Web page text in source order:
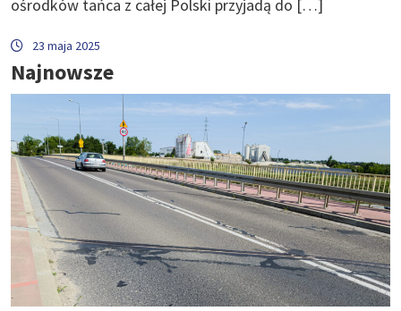
ośrodków tańca z całej Polski przyjadą do […]
23 maja 2025
Najnowsze